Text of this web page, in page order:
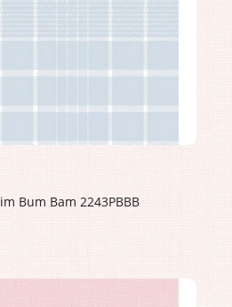
Bum Bam 2243PBBB